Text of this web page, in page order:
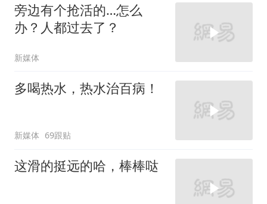
旁边有个抢活的…怎么
办？人都过去了？
新媒体
多喝热水，热水治百病！
新媒体 69跟贴
这滑的挺远的哈，棒棒哒